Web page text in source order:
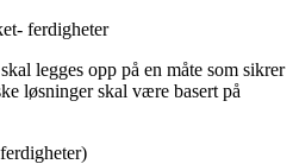
ferdigheter
legges opp på en måte som sikrer
løsninger skal være basert på